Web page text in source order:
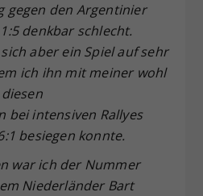
gegen den Argentinier
denkbar schlecht.
aber ein Spiel auf sehr
ich ihn mit meiner wohl
bei intensiven Rallyes
besiegen konnte.
war ich der Nummer
Niederländer Bart